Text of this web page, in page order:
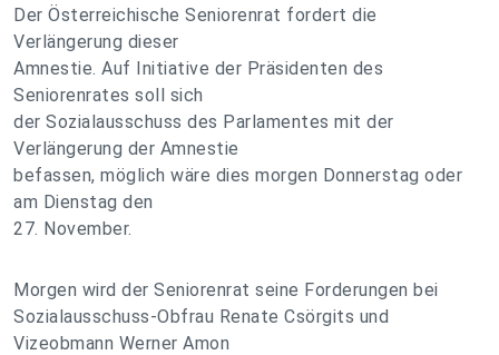
Der Österreichische Seniorenrat fordert die
Verlängerung dieser
Amnestie. Auf Initiative der Präsidenten des
Seniorenrates soll sich
der Sozialausschuss des Parlamentes mit der
Verlängerung der Amnestie
befassen, möglich wäre dies morgen Donnerstag oder
am Dienstag den
27. November.
Morgen wird der Seniorenrat seine Forderungen bei
Sozialausschuss-Obfrau Renate Csörgits und
Vizeobmann Werner Amon